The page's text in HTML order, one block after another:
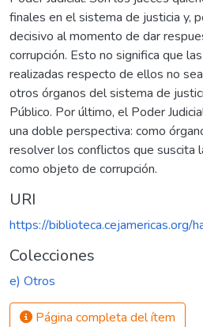
finales en el sistema de justicia y,
decisivo al momento de dar
corrupción. Esto no significa que
realizadas respecto de ellos no
otros órganos del sistema de
Público. Por último, el Poder
una doble perspectiva: como
resolver los conflictos que suscita
como objeto de corrupción.
URI
https://
Colecciones
e) Otros
Página completa del ítem